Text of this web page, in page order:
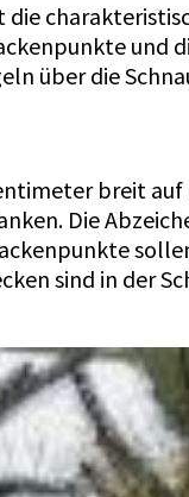
und
über die
breit
Die
sind in der